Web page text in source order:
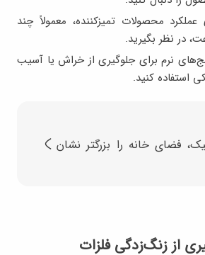
محصولات تمیزکننده، معمولاً چند
در نظر بگیرید.
نرم برای جلوگیری از خراش یا آسیب
استفاده کنید.
فضای خانه را بزرگتر نشان
از زنگ‌زدگی فلزات